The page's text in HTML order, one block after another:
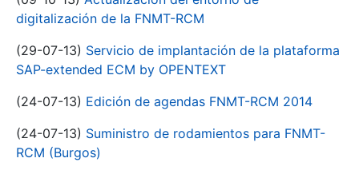
digitalización de la FNMT-RCM
(29-07-13) Servicio de implantación de la plataforma
SAP-extended ECM by OPENTEXT
(24-07-13) Edición de agendas FNMT-RCM 2014
(24-07-13) Suministro de rodamientos para FNMT-
RCM (Burgos)